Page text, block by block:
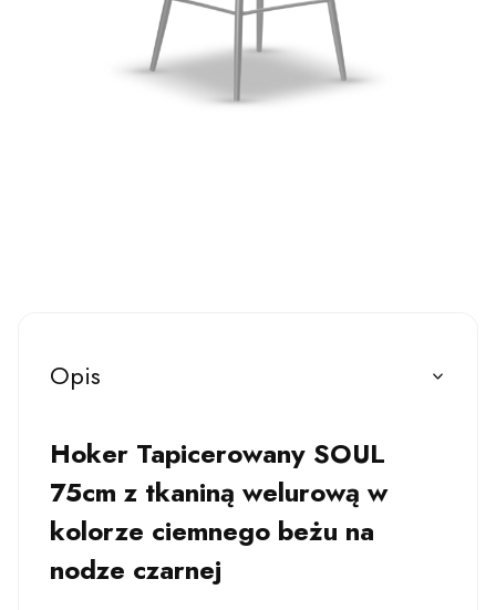
Opis
Hoker Tapicerowany SOUL
75cm z tkaniną welurową w
kolorze ciemnego beżu na
nodze czarnej